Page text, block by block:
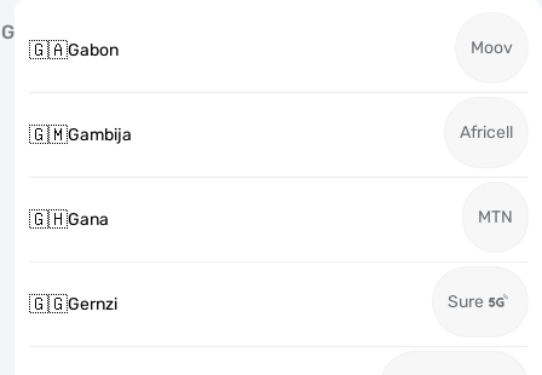
G
🇬🇦Gabon Moov
🇬🇲Gambija Africell
🇬🇭Gana MTN
🇬🇬Gernzi Sure